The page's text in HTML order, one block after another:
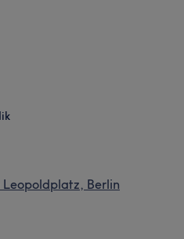
Leopoldplatz, Berlin